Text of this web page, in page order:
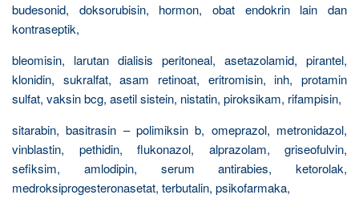
budesonid, doksorubisin, hormon, obat endokrin lain dan
kontraseptik,
bleomisin, larutan dialisis peritoneal, asetazolamid, pirantel,
klonidin, sukralfat, asam retinoat, eritromisin, inh, protamin
sulfat, vaksin bcg, asetil sistein, nistatin, piroksikam, rifampisin,
sitarabin, basitrasin – polimiksin b, omeprazol, metronidazol,
vinblastin, pethidin, flukonazol, alprazolam, griseofulvin,
sefiksim, amlodipin, serum antirabies, ketorolak,
medroksiprogesteronasetat, terbutalin, psikofarmaka,